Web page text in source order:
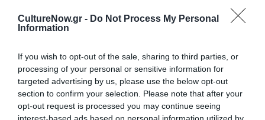
CultureNow.gr - Do Not Process My Personal
Information
If you wish to opt-out of the sale, sharing to third parties, or
processing of your personal or sensitive information for
targeted advertising by us, please use the below opt-out
section to confirm your selection. Please note that after your
opt-out request is processed you may continue seeing
Η φιλοσοφία γίνεται το εργαλείο για να αντιληφθούμε
τη ζωή στο σύνολό της, με το βιβλίο
της ζωής»από τονΜάρκο Τύλλιο Κικέρωνακαι τον
Φίλιπ Φρίμαν.
Ανησυχείτε ότι όσο μεγαλώνετε θα αρχίσετε να χάνετε
τη λίμπιντό σας, την υγεία σας και πιθανόν και τα